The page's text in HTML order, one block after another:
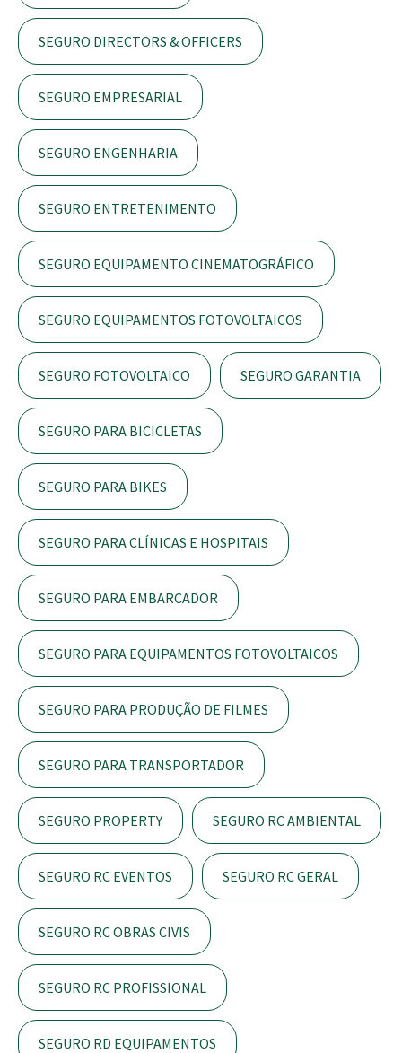
SEGURO DIRECTORS & OFFICERS
SEGURO EMPRESARIAL
SEGURO ENGENHARIA
SEGURO ENTRETENIMENTO
SEGURO EQUIPAMENTO CINEMATOGRÁFICO
SEGURO EQUIPAMENTOS FOTOVOLTAICOS
SEGURO FOTOVOLTAICO SEGURO GARANTIA
SEGURO PARA BICICLETAS
SEGURO PARA BIKES
SEGURO PARA CLÍNICAS E HOSPITAIS
SEGURO PARA EMBARCADOR
SEGURO PARA EQUIPAMENTOS FOTOVOLTAICOS
SEGURO PARA PRODUÇÃO DE FILMES
SEGURO PARA TRANSPORTADOR
SEGURO PROPERTY SEGURO RC AMBIENTAL
SEGURO RC EVENTOS SEGURO RC GERAL
SEGURO RC OBRAS CIVIS
SEGURO RC PROFISSIONAL
SEGURO RD EQUIPAMENTOS